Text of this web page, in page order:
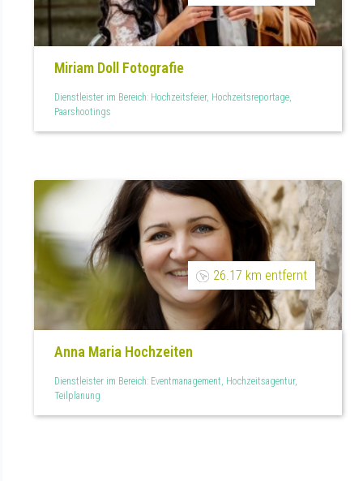
Miriam Doll Fotografie
Dienstleister im Bereich: Hochzeitsfeier, Hochzeitsreportage,
Paarshootings
26.17 km entfernt
Anna Maria Hochzeiten
Dienstleister im Bereich: Eventmanagement, Hochzeitsagentur,
Teilplanung